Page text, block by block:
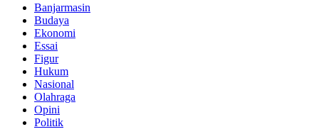
Banjarmasin
Budaya
Ekonomi
Essai
Figur
Hukum
Nasional
Olahraga
Opini
Politik